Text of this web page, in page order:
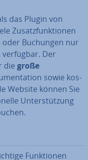
das Plugin von
Zu­satz­funk­tio­nen
oder Buchungen nur
Der
die große
sowie kos­
Website können Sie
Un­ter­stüt­zung
Funk­tio­nen